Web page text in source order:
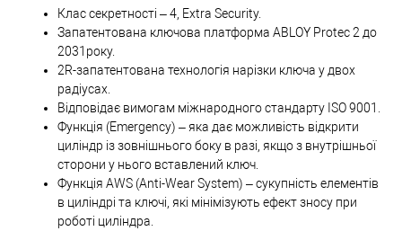
Клас секретності – 4, Extra Security.
Запатентована ключова платформа ABLOY Protec 2 до
2031року.
2R-запатентована технологія нарізки ключа у двох
радіусах.
Відповідає вимогам міжнародного стандарту ISO 9001.
Функція (Emergency) – яка дає можливість відкрити
циліндр із зовнішнього боку в разі, якщо з внутрішньої
сторони у нього вставлений ключ.
Функція AWS (Anti-Wear System) – сукупність елементів
в циліндрі та ключі, які мінімізують ефект зносу при
роботі циліндра.